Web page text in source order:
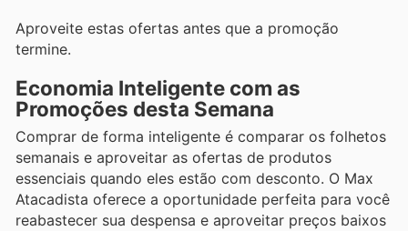
Aproveite estas ofertas antes que a promoção
termine.
Economia Inteligente com as
Promoções desta Semana
Comprar de forma inteligente é comparar os folhetos
semanais e aproveitar as ofertas de produtos
essenciais quando eles estão com desconto. O Max
Atacadista oferece a oportunidade perfeita para você
reabastecer sua despensa e aproveitar preços baixos